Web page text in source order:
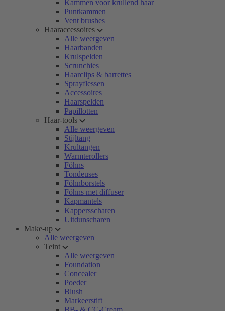
Kammen voor krullend haar
Puntkammen
Vent brushes
Haaraccessoires
Alle weergeven
Haarbanden
Krulspelden
Scrunchies
Haarclips & barrettes
Sprayflessen
Accessoires
Haarspelden
Papillotten
Haar-tools
Alle weergeven
Stijltang
Krultangen
Warmterollers
Föhns
Tondeuses
Föhnborstels
Föhns met diffuser
Kapmantels
Kappersscharen
Uitdunscharen
Make-up
Alle weergeven
Teint
Alle weergeven
Foundation
Concealer
Poeder
Blush
Markeerstift